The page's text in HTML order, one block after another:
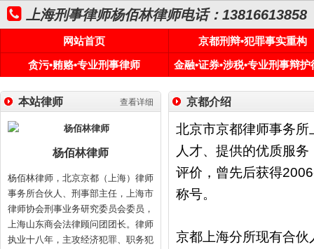
上海刑事律师杨佰林律师电话：13816613858
网站首页
京都刑辩•犯罪事实重构
贪污•贿赂•专业刑事律师
金融•证券•涉税•专业刑事辩护
查看详细
本站律师
杨佰林律师
杨佰林律师，北京京都（上海）律师
事务所合伙人、刑事部主任，上海市
律师协会刑事业务研究委员会委员，
上海山东商会法律顾问团团长。律师
执业十八年，主攻经济犯罪、职务犯
京都介绍
北京市京都律师事务
人才、提供的优质服
评价，曾先后获得
称号。
京都上海分所现有合